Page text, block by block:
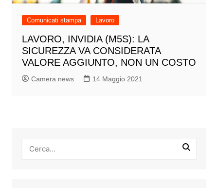
Comunicati stampa Lavoro
LAVORO, INVIDIA (M5S): LA
SICUREZZA VA CONSIDERATA
VALORE AGGIUNTO, NON UN COSTO
Camera news 14 Maggio 2021